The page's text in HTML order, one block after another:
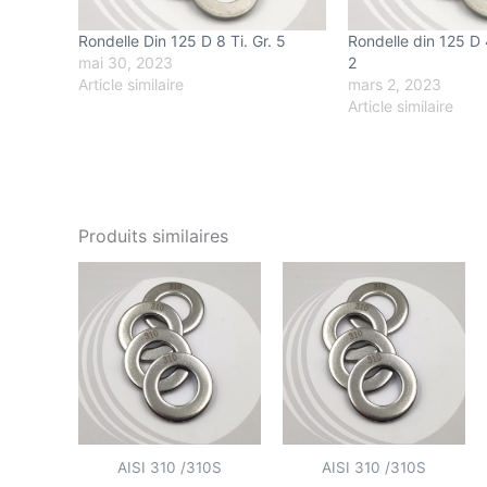
Rondelle Din 125 D 8 Ti. Gr. 5
mai 30, 2023
Article similaire
Rondelle din 125
2
mars 2, 2023
Article similaire
Produits similaires
AISI 310 /310S AISI 310 /310S